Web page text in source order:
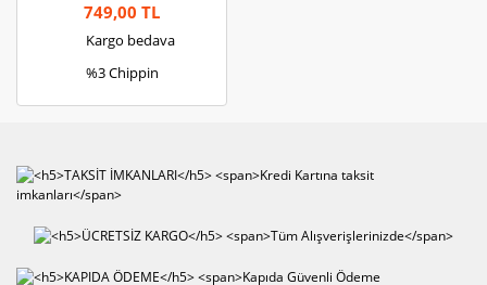
749,00 TL
Kargo bedava
%3 Chippin